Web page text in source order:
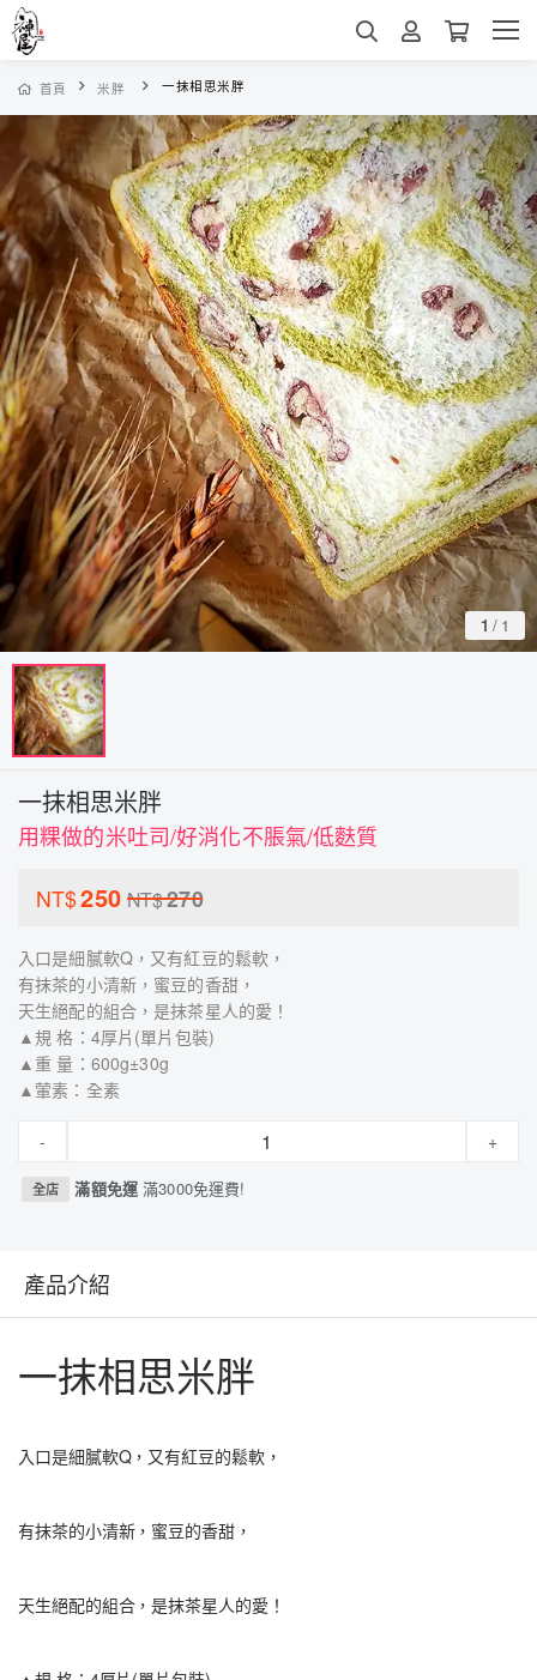
首頁 米胖 一抹相思米胖
1 / 1
一抹相思米胖
用粿做的米吐司/好消化不脹氣/低麩質
NT$250 NT$270
入口是細膩軟Q，又有紅豆的鬆軟，
有抹茶的小清新，蜜豆的香甜，
天生絕配的組合，是抹茶星人的愛！
▲規 格：4厚片(單片包裝)
▲重 量：600g±30g
▲葷素：全素
- +
全店 滿額免運滿3000免運費!
產品介紹
一抹相思米胖
入口是細膩軟Q，又有紅豆的鬆軟，
有抹茶的小清新，蜜豆的香甜，
天生絕配的組合，是抹茶星人的愛！